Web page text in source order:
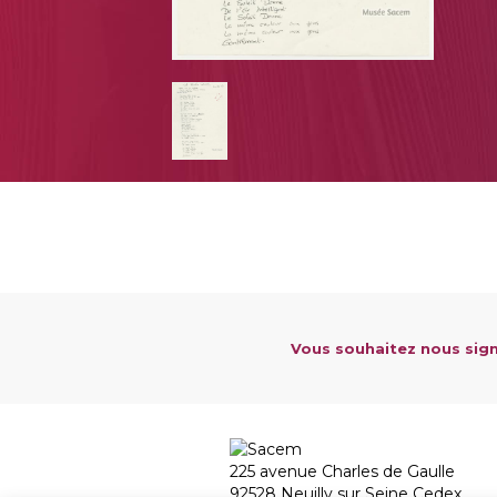
Vous souhaitez nous
225 avenue Charles de Gaulle